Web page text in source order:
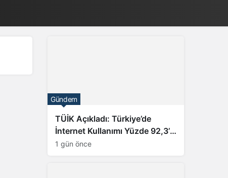
Sistem modunu seçin.
TÜİK Açıkladı: Türkiye’de
İnternet Kullanımı Yüzde 92,3’e
Ulaştı
1 gün önce
Gündem